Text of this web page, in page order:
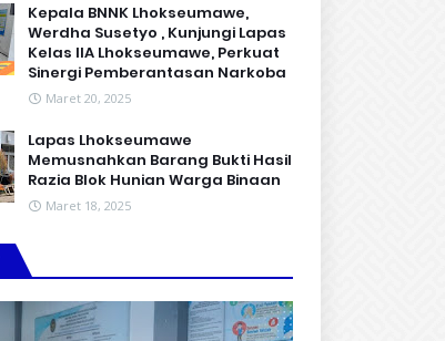
Kepala BNNK Lhokseumawe,
Werdha Susetyo , Kunjungi Lapas
Kelas IIA Lhokseumawe, Perkuat
Sinergi Pemberantasan Narkoba
Maret 20, 2025
Lapas Lhokseumawe
Memusnahkan Barang Bukti Hasil
Razia Blok Hunian Warga Binaan
Maret 18, 2025